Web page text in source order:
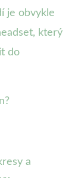
je obvykle
který
do
a